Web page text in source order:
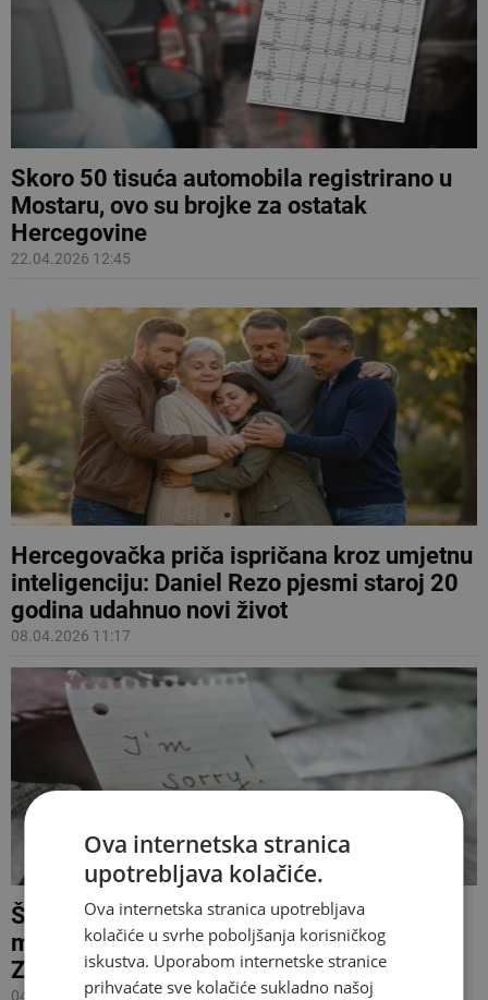
Skoro 50 tisuća automobila registrirano u
Mostaru, ovo su brojke za ostatak
Hercegovine
22.04.2026 12:45
Hercegovačka priča ispričana kroz umjetnu
inteligenciju: Daniel Rezo pjesmi staroj 20
godina udahnuo novi život
08.04.2026 11:17
Što otkriva statistika u Federaciji? Mostar
među gradovima s najviše razvoda,
Zapadna Hercegovina gotovo bez njih
04.04.2026 16:56
Ova internetska stranica
upotrebljava kolačiće.
Ova internetska stranica upotrebljava
kolačiće u svrhe poboljšanja korisničkog
iskustva. Uporabom internetske stranice
prihvaćate sve kolačiće sukladno našoj